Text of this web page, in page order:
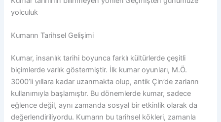
yolculuk
Kumarın Tarihsel Gelişimi
Kumar, insanlık tarihi boyunca farklı kültürlerde çeşitli
biçimlerde varlık göstermiştir. İlk kumar oyunları, M.Ö.
3000’li yıllara kadar uzanmakta olup, antik Çin’de zarların
kullanımıyla başlamıştır. Bu dönemlerde kumar, sadece
eğlence değil, aynı zamanda sosyal bir etkinlik olarak da
değerlendiriliyordu. Kumarın bu tarihsel kökleri, zamanla